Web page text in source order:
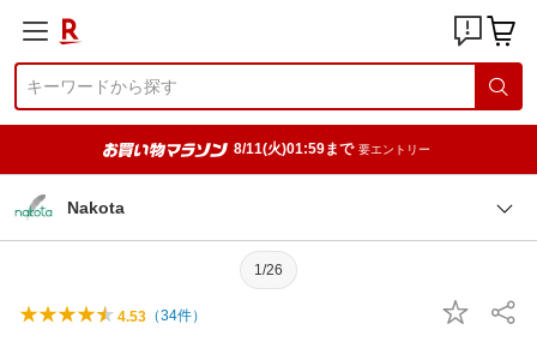
8/11(火)01:59まで 要エントリー
Nakota
1/26
4.53 （34件）